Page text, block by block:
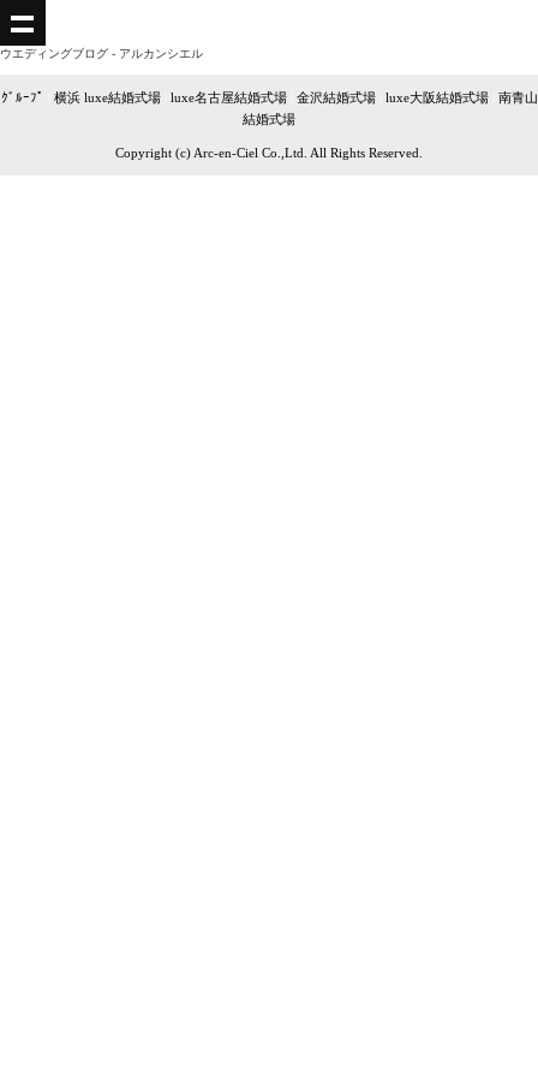
ウエディングブログ - アルカンシエル
ｸﾞﾙｰﾌﾟ 横浜 luxe結婚式場| luxe名古屋結婚式場 金沢結婚式場| luxe大阪結婚式場| 南青山
結婚式場
Copyright (c) Arc-en-Ciel Co.,Ltd. All Rights Reserved.